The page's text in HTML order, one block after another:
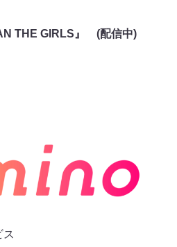
THE GIRLS』 (配信中)
ス